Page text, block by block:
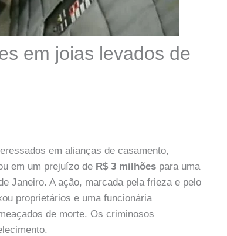
em joias levados de
em alianças de casamento,
em um prejuízo de R$ 3 milhões para uma
Janeiro. A ação, marcada pela frieza e pelo
proprietários e uma funcionária
de morte. Os criminosos